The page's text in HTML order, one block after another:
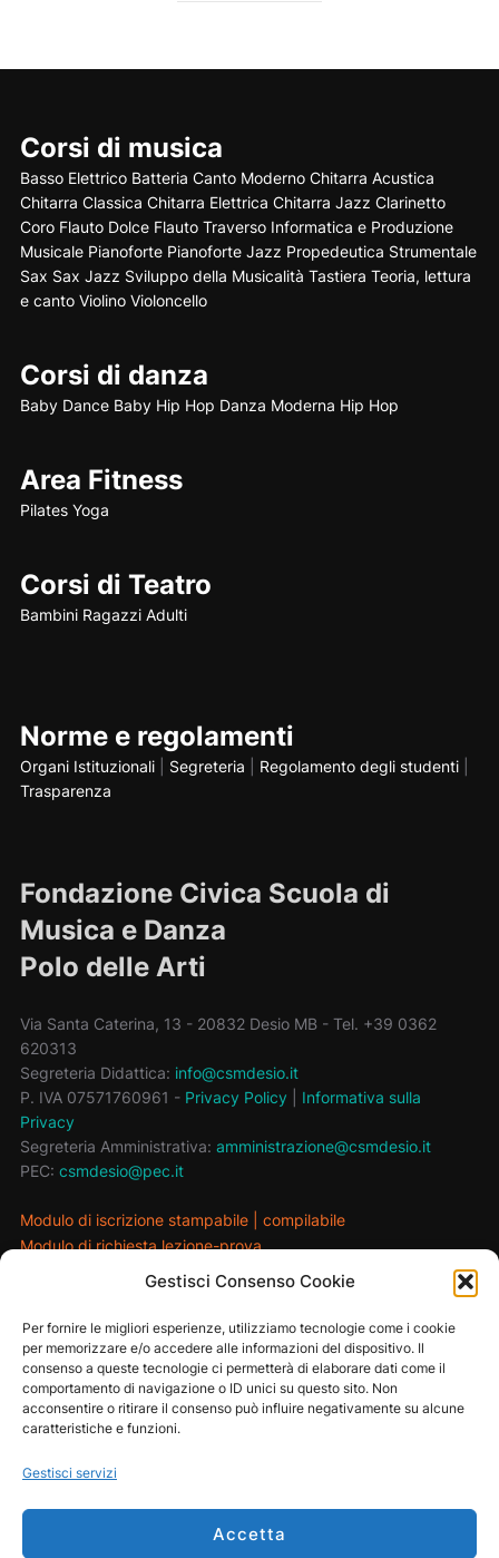
Gestisci Consenso Cookie
Per fornire le migliori esperienze, utilizziamo tecnologie come i cookie
per memorizzare e/o accedere alle informazioni del dispositivo. Il
consenso a queste tecnologie ci permetterà di elaborare dati come il
comportamento di navigazione o ID unici su questo sito. Non
acconsentire o ritirare il consenso può influire negativamente su alcune
caratteristiche e funzioni.
Gestisci servizi
Accetta
Corsi di musica
Basso Elettrico Batteria Canto Moderno Chitarra Acustica
Chitarra Classica Chitarra Elettrica Chitarra Jazz Clarinetto
Coro Flauto Dolce Flauto Traverso Informatica e Produzione
Musicale Pianoforte Pianoforte Jazz Propedeutica Strumentale
Sax Sax Jazz Sviluppo della Musicalità Tastiera Teoria, lettura
e canto Violino Violoncello
Corsi di danza
Baby Dance Baby Hip Hop Danza Moderna Hip Hop
Area Fitness
Pilates Yoga
Corsi di Teatro
Bambini Ragazzi Adulti
Norme e regolamenti
Organi Istituzionali| Segreteria Regolamento degli studenti|
Trasparenza
Fondazione Civica Scuola di
Musica e Danza
Polo delle Arti
Via Santa Caterina, 13 - 20832 Desio MB - Tel. +39 0362
620313
Segreteria Didattica: info@csmdesio.it
P. IVA 07571760961 - Privacy Policy
Informativa sulla
Privacy
Segreteria Amministrativa: amministrazione@csmdesio.it
PEC: csmdesio@pec.it
Modulo di iscrizione stampabile
compilabile
Modulo di richiesta lezione-prova
MAIN SPONSOR